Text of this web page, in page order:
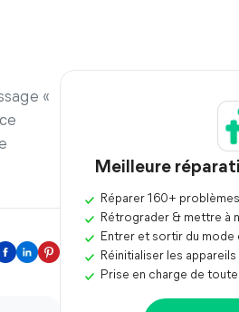
«
Meilleure
Réparer 160+
Rétrograder & mettre à
Entrer et sortir du mode
Réinitialiser les
Prise en charge de